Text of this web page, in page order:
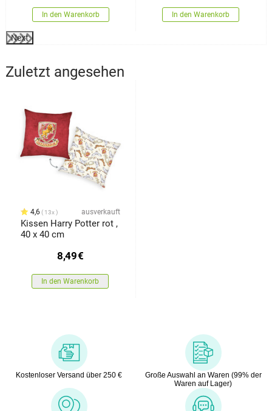
In den Warenkorb In den Warenkorb
Next
Zuletzt angesehen
4,6 13x ausverkauft
Kissen Harry Potter rot ,
40 x 40 cm
8,49€
In den Warenkorb
Kostenloser Versand über 250 €
Große Auswahl an Waren (99% der
Waren auf Lager)